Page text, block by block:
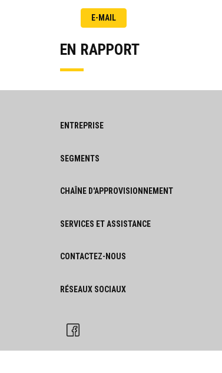
E-MAIL
EN RAPPORT
ENTREPRISE
SEGMENTS
CHAÎNE D'APPROVISIONNEMENT
SERVICES ET ASSISTANCE
CONTACTEZ-NOUS
RÉSEAUX SOCIAUX